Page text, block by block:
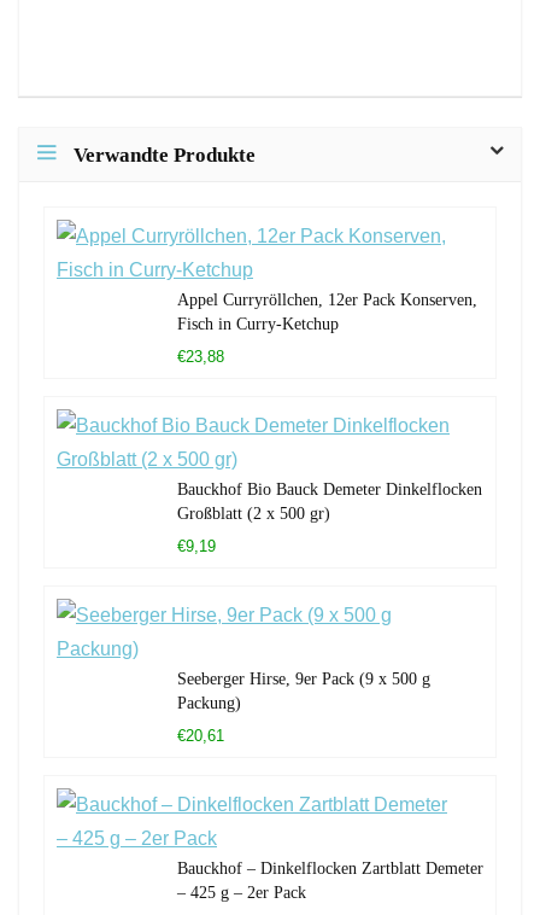
Verwandte Produkte
Appel Curryröllchen, 12er Pack Konserven,
Fisch in Curry-Ketchup
€23,88
Bauckhof Bio Bauck Demeter Dinkelflocken
Großblatt (2 x 500 gr)
€9,19
Seeberger Hirse, 9er Pack (9 x 500 g
Packung)
€20,61
Bauckhof – Dinkelflocken Zartblatt Demeter
– 425 g – 2er Pack